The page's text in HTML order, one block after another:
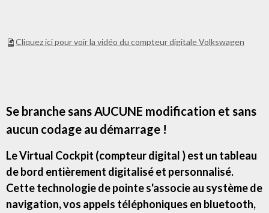
Cliquez ici pour voir la vidéo du compteur digitale Volkswagen
Se branche sans AUCUNE modification et sans
aucun codage au démarrage !
Le Virtual Cockpit (compteur digital ) est un tableau
de bord entièrement digitalisé et personnalisé.
Cette technologie de pointe s'associe au système de
navigation, vos appels téléphoniques en bluetooth,